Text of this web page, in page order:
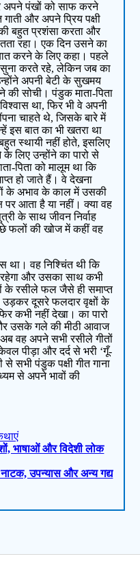
अपने पंखों को साफ करने
और अपने प्रिय पक्षी
बहुत प्रशंसा करता और
रहा। एक दिन उसने का
बात करने के लिए कहा। पहले
करते रहे, लेकिन जब का
अपनी बेटी के सुखमय
की सोची। पंडुक माता-पिता
विश्वास था, फिर भी वे अपनी
चाहते थे, जिसके बारे में
इस बात का भी खतरा था
स्थायी नहीं होते, इसलिए
के लिए उन्होंने का पारो से
पिता को मालूम था कि
हो जाते हैं। वे देखना
के अभाव के काल में उसकी
आता है या नहीं। क्या वह
के साथ जीवन निर्वाह
फलों की खोज में कहीं वह
था। वह निश्चिंत थी कि
और उसका साथ कभी
के रसीले फल जैसे ही समाप्त
उड़कर दूसरे फलदार वृक्षों के
कभी नहीं देखा। का पारो
उसके गले की मीठी आवाज
वह अपने सभी रसीले गीतों
पीड़ा और दर्द से भरी ‘गूँ-
सभी पंडुक पक्षी गीत गाना
से अपने भावों की
भाषाओं और विदेशी लोक
नाटक, उपन्यास और अन्य गद्य